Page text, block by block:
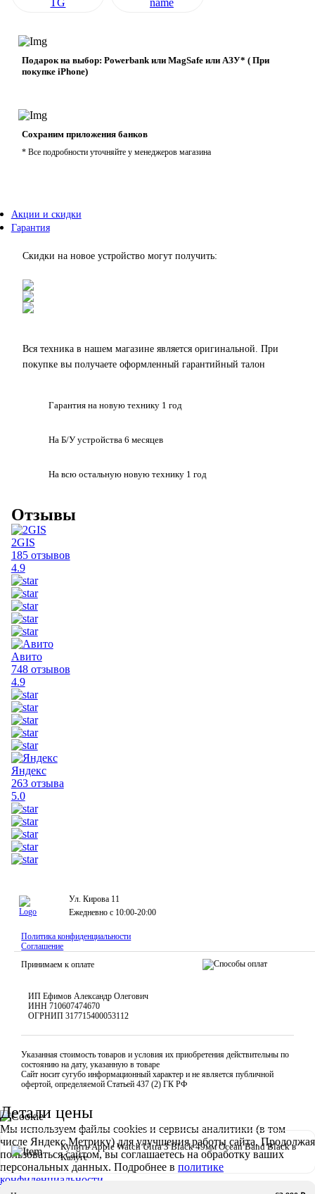
Подарок на выбор: Powerbank или MagSafe или AЗУ* ( При
покупке iPhone)
Сохраним приложения банков
* Все подробности уточняйте у менеджеров магазина
Акции и скидки
Гарантия
Скидки на новое устройство могут получить:
Вся техника в нашем магазине является оригинальной. При
покупке вы получаете оформленный гарантийный талон
Гарантия нановую технику 1 год
На Б/У устройства 6 месяцев
На всю остальнуюновую технику 1 год
Детали цены
Купить Apple Watch Ultra 3 Black 49мм Ocean Band Black в
Калуге
Отзывы
2GIS
185 отзывов
4.9
Авито
748 отзывов
4.9
Яндекс
263 отзыва
5.0
Ул. Кирова 11
Ежедневно с 10:00-20:00
Политика конфиденциальности
Соглашение
Принимаем к оплате
ИП Ефимов Александр Олегович
ИНН710607474670
ОГРНИП317715400053112
Указанная стоимость товаров и условия их приобретения действительны по
состоянию на дату, указанную в товаре
Сайт носит сугубо информационный характер и не является публичной
офертой, определяемой Статьей 437 (2) ГК РФ
Мы используем файлы cookies и сервисы аналитики (в том
числе Яндекс.Метрику) для улучшения работы сайта. Продолжая
пользоваться сайтом, вы соглашаетесь на обработку ваших
персональных данных. Подробнее в политике
конфиденциальности